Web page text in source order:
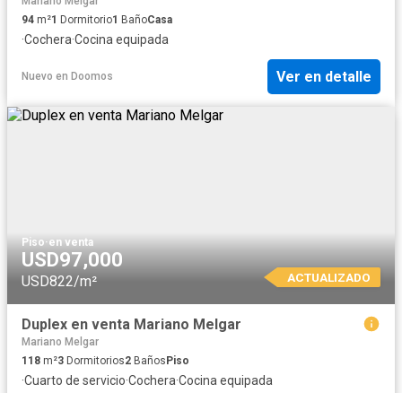
94 m²1 Dormitorio1 BañoCasa
·Cochera·Cocina equipada
Nuevo en Doomos Ver en detalle
Piso·en venta
USD97,000
USD822/m² ACTUALIZADO
Duplex en venta Mariano Melgar
Mariano Melgar
118 m²3 Dormitorios2 BañosPiso
·Cuarto de servicio·Cochera·Cocina equipada